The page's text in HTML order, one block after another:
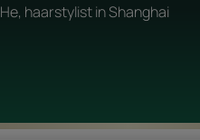
He, haarstylist in Shanghai